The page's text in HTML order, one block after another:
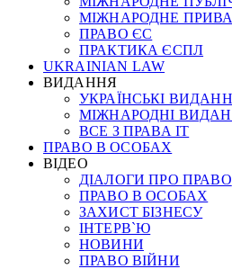
МІЖНАРОДНЕ
ПРАВО ЄС
ПРАКТИКА ЄСПЛ
UKRAINIAN LAW
ВИДАННЯ
УКРАЇНСЬКІ
МІЖНАРОДНІ
ВСЕ З ПРАВА ІТ
ПРАВО В ОСОБАХ
ВІДЕО
ДІАЛОГИ ПРО ПРАВО
ПРАВО В ОСОБАХ
ЗАХИСТ БІЗНЕСУ
ІНТЕРВ`Ю
НОВИНИ
ПРАВО ВІЙНИ